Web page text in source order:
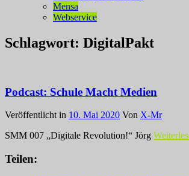
Mensa
Webservice
Schlagwort: DigitalPakt
Podcast: Schule Macht Medien
Veröffentlicht in 10. Mai 2020 Von X-Mr
SMM 007 „Digitale Revolution!“ Jörg
Teilen: